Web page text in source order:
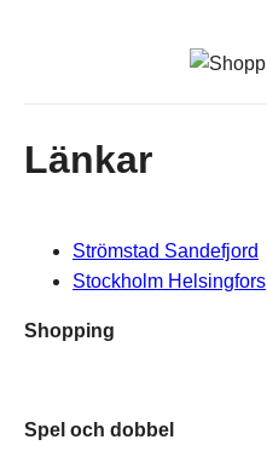
Länkar
Strömstad Sandefjord
Stockholm Helsingfors
Shopping
Spel och dobbel